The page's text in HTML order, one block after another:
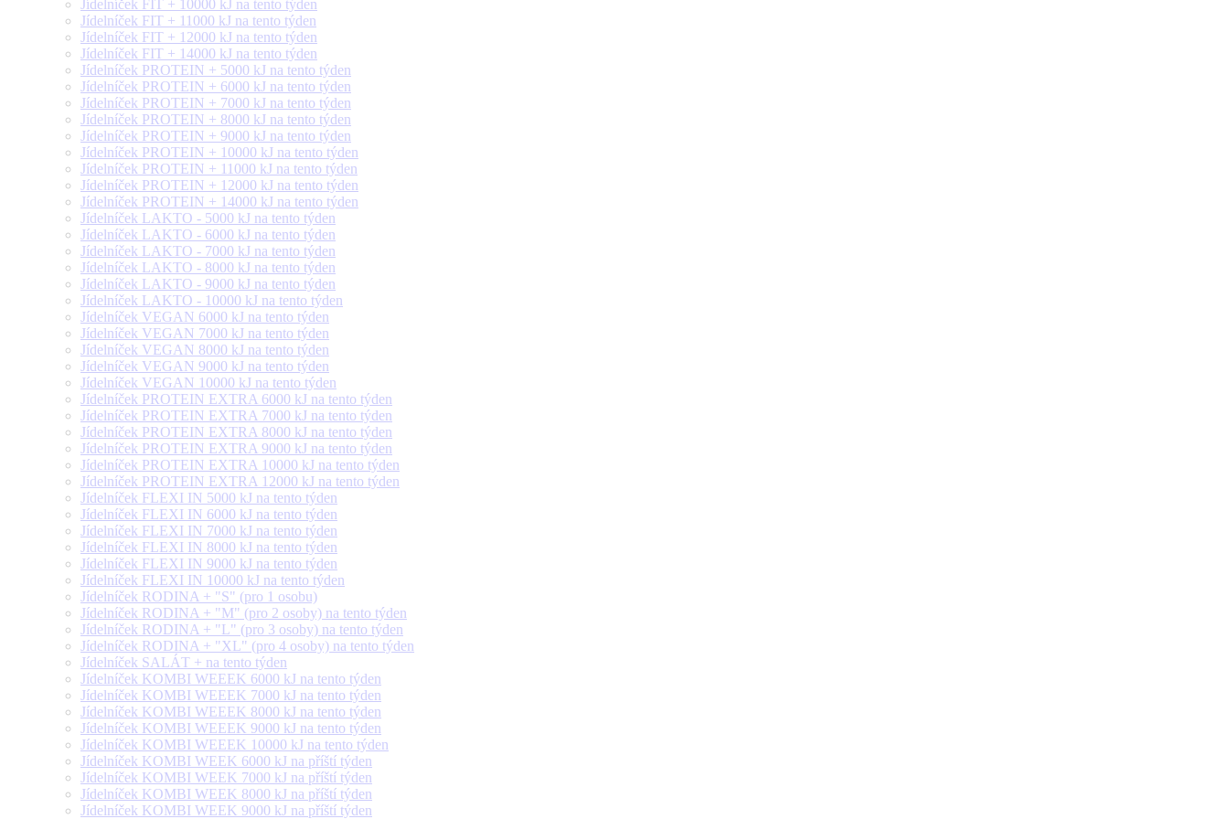
Jídelníček FIT + 10000 kJ na tento týden
Jídelníček FIT + 11000 kJ na tento týden
Jídelníček FIT + 12000 kJ na tento týden
Jídelníček FIT + 14000 kJ na tento týden
Jídelníček PROTEIN + 5000 kJ na tento týden
Jídelníček PROTEIN + 6000 kJ na tento týden
Jídelníček PROTEIN + 7000 kJ na tento týden
Jídelníček PROTEIN + 8000 kJ na tento týden
Jídelníček PROTEIN + 9000 kJ na tento týden
Jídelníček PROTEIN + 10000 kJ na tento týden
Jídelníček PROTEIN + 11000 kJ na tento týden
Jídelníček PROTEIN + 12000 kJ na tento týden
Jídelníček PROTEIN + 14000 kJ na tento týden
Jídelníček LAKTO - 5000 kJ na tento týden
Jídelníček LAKTO - 6000 kJ na tento týden
Jídelníček LAKTO - 7000 kJ na tento týden
Jídelníček LAKTO - 8000 kJ na tento týden
Jídelníček LAKTO - 9000 kJ na tento týden
Jídelníček LAKTO - 10000 kJ na tento týden
Jídelníček VEGAN 6000 kJ na tento týden
Jídelníček VEGAN 7000 kJ na tento týden
Jídelníček VEGAN 8000 kJ na tento týden
Jídelníček VEGAN 9000 kJ na tento týden
Jídelníček VEGAN 10000 kJ na tento týden
Jídelníček PROTEIN EXTRA 6000 kJ na tento týden
Jídelníček PROTEIN EXTRA 7000 kJ na tento týden
Jídelníček PROTEIN EXTRA 8000 kJ na tento týden
Jídelníček PROTEIN EXTRA 9000 kJ na tento týden
Jídelníček PROTEIN EXTRA 10000 kJ na tento týden
Jídelníček PROTEIN EXTRA 12000 kJ na tento týden
Jídelníček FLEXI IN 5000 kJ na tento týden
Jídelníček FLEXI IN 6000 kJ na tento týden
Jídelníček FLEXI IN 7000 kJ na tento týden
Jídelníček FLEXI IN 8000 kJ na tento týden
Jídelníček FLEXI IN 9000 kJ na tento týden
Jídelníček FLEXI IN 10000 kJ na tento týden
Jídelníček RODINA + "S" (pro 1 osobu)
Jídelníček RODINA + "M" (pro 2 osoby) na tento týden
Jídelníček RODINA + "L" (pro 3 osoby) na tento týden
Jídelníček RODINA + "XL" (pro 4 osoby) na tento týden
Jídelníček SALÁT + na tento týden
Jídelníček KOMBI WEEEK 6000 kJ na tento týden
Jídelníček KOMBI WEEEK 7000 kJ na tento týden
Jídelníček KOMBI WEEEK 8000 kJ na tento týden
Jídelníček KOMBI WEEEK 9000 kJ na tento týden
Jídelníček KOMBI WEEEK 10000 kJ na tento týden
Jídelníček KOMBI WEEK 6000 kJ na příští týden
Jídelníček KOMBI WEEK 7000 kJ na příští týden
Jídelníček KOMBI WEEK 8000 kJ na příští týden
Jídelníček KOMBI WEEK 9000 kJ na příští týden